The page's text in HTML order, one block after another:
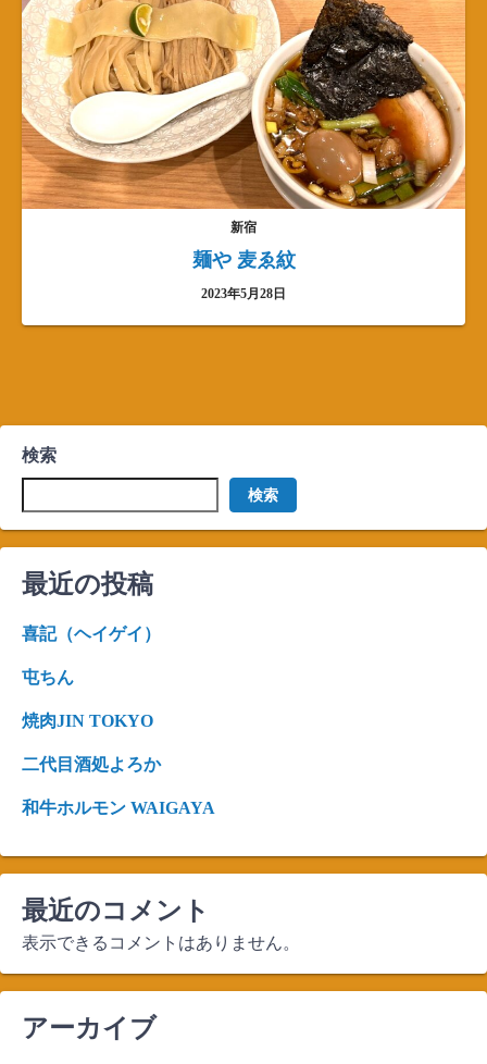
新宿
麺や 麦ゑ紋
2023年5月28日
検索
検索
最近の投稿
喜記（ヘイゲイ）
屯ちん
焼肉JIN TOKYO
二代目酒処よろか
和牛ホルモン WAIGAYA
最近のコメント
表示できるコメントはありません。
アーカイブ